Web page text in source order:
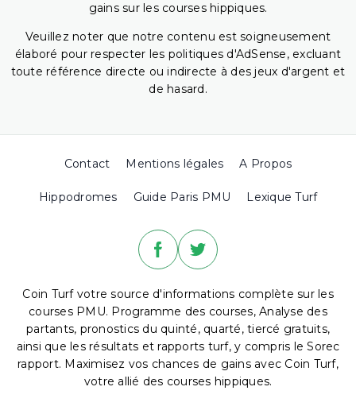
gains sur les courses hippiques.
Veuillez noter que notre contenu est soigneusement
élaboré pour respecter les politiques d'AdSense, excluant
toute référence directe ou indirecte à des jeux d'argent et
de hasard.
Contact Mentions légales A Propos
Hippodromes Guide Paris PMU Lexique Turf
Coin Turf votre source d'informations complète sur les
courses PMU. Programme des courses, Analyse des
partants, pronostics du quinté, quarté, tiercé gratuits,
ainsi que les résultats et rapports turf, y compris le Sorec
rapport. Maximisez vos chances de gains avec Coin Turf,
votre allié des courses hippiques.